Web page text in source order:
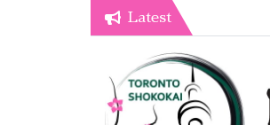
Latest
7月オープンライブラリーカ
トロント生活不安疑問